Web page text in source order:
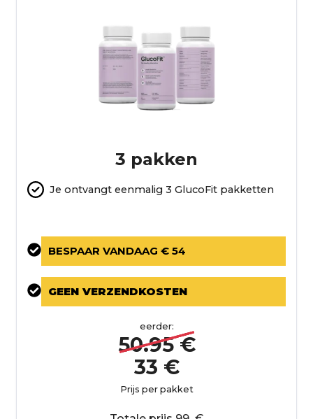
3 pakken
Je ontvangt eenmalig 3 GlucoFit pakketten
BESPAAR VANDAAG € 54
GEEN VERZENDKOSTEN
eerder:
50.95 €
33 €
Prijs per pakket